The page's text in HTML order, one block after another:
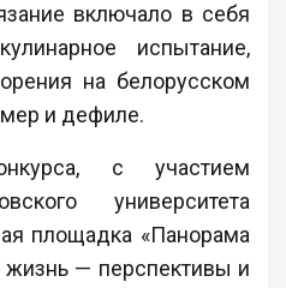
включало в себя
испытание,
на белорусском
и дефиле.
с участием
университета
площадка «Панорама
жизнь — перспективы и